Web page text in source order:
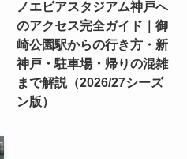
ノエビアスタジアム神戸へ
のアクセス完全ガイド｜御
崎公園駅からの行き方・新
神戸・駐車場・帰りの混雑
まで解説（2026/27シーズ
ン版）